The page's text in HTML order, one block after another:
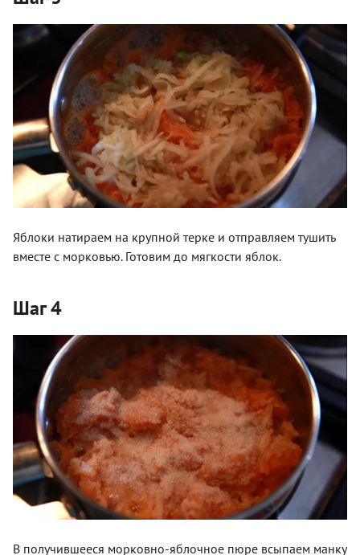
Яблоки натираем на крупной терке и отправляем тушить
вместе с морковью. Готовим до мягкости яблок.
Шаг 4
В получившееся морковно-яблочное пюре всыпаем манку